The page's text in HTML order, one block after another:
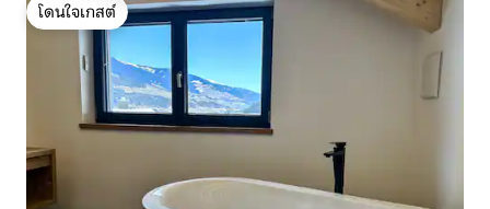
โดนใจเกสต์
โดนใจเกสต์